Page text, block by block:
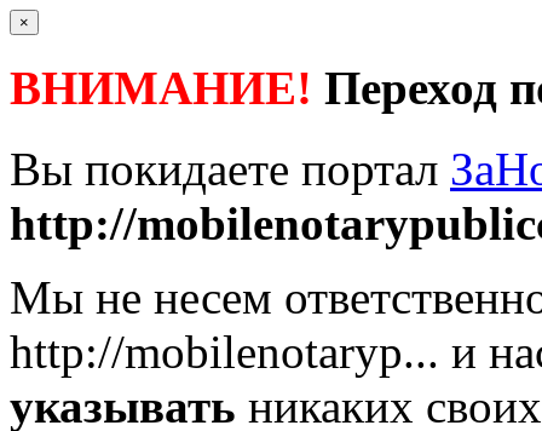
×
ВНИМАНИЕ! Переход
Вы покидаете портал
http://
Мы не несем
http://mobilenotaryp... и
указывать никаких